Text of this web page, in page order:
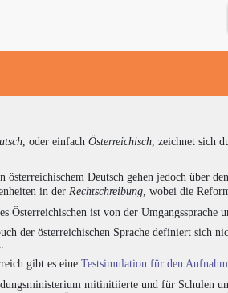
, oder einfach Österreichisch , zeichnet sich
österreichischem Deutsch gehen jedoch über
in der Rechtschreibung , wobei die
Österreichischen ist von der
der österreichischen Sprache definiert sich
gibt es eine Testsimulation für den
mitinitiierte und für Schulen